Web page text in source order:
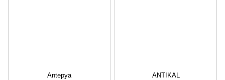
Antepya ANTIKAL